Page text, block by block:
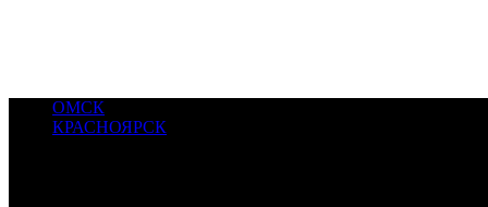
ОМСК
КРАСНОЯРСК